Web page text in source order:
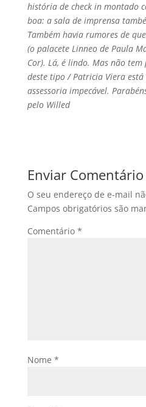
história de check in montado
boa: a sala de imprensa
Também havia rumores de
(o palacete Linneo de Paula
Cor). Lá, é lindo. Mas não
deste tipo / Patricia Viera
assessoria impecável.
pelo Willed
Enviar Comentário
O seu endereço de e-mail
Campos obrigatórios são
Comentário *
Nome *